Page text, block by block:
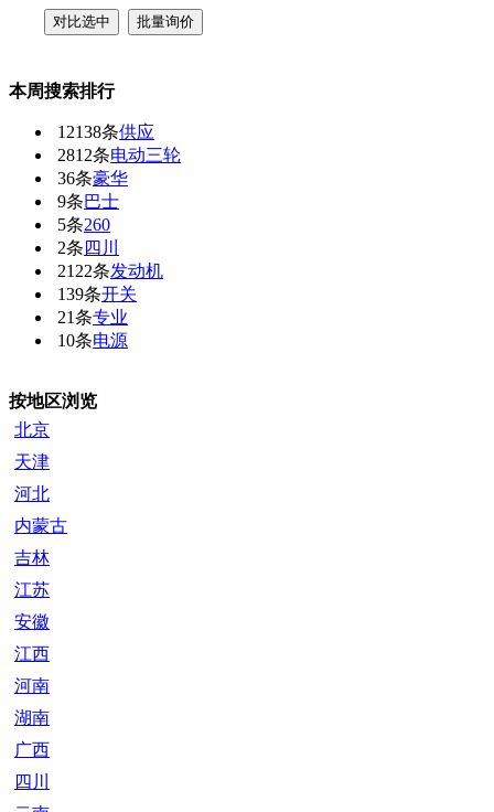
本周搜索排行
12138条供应
2812条电动三轮
36条豪华
9条巴士
5条260
2条 四川
2122条发动机
139条开关
21条专业
10条电源
按地区浏览
北京
天津
河北
内蒙古
吉林
江苏
安徽
江西
河南
湖南
广西
四川